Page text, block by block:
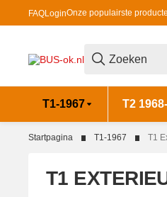
FAQLoginOnze populairste
T1-1967 T2
Startpagina T1-1967 T1
T1